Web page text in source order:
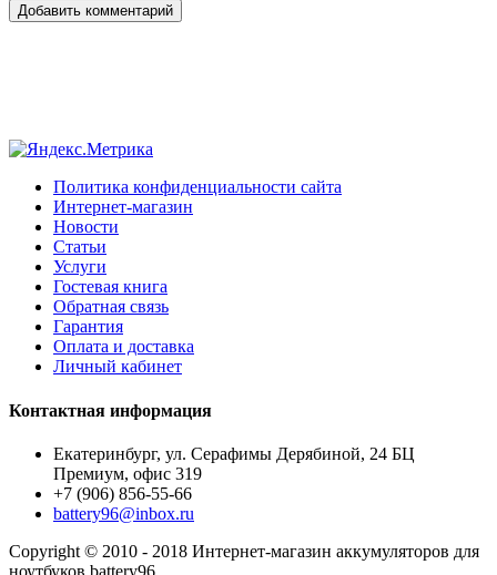
Добавить комментарий
Политика конфиденциальности сайта
Интернет-магазин
Новости
Статьи
Услуги
Гостевая книга
Обратная связь
Гарантия
Оплата и доставка
Личный кабинет
Контактная информация
Екатеринбург, ул. Серафимы Дерябиной, 24 БЦ
Премиум, офис 319
+7 (906) 856-55-66
battery96@inbox.ru
Copyright © 2010 - 2018 Интернет-магазин аккумуляторов для
ноутбуков battery96.